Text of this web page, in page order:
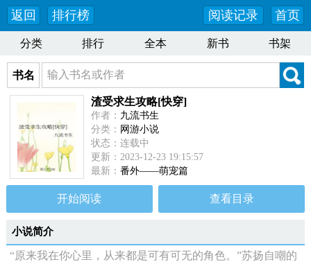
返回 排行榜 首页
阅读记录
分类 排行 全本 新书 书架
书名
渣受求生攻略[快穿]
作者： 九流书生
分类： 网游小说
状态：连载中
更新：2023-12-23 19:15:57
最新： 番外——萌宠篇
开始阅读 查看目录
小说简介
“原来我在你心里，从来都是可有可无的角色。”苏扬自嘲的